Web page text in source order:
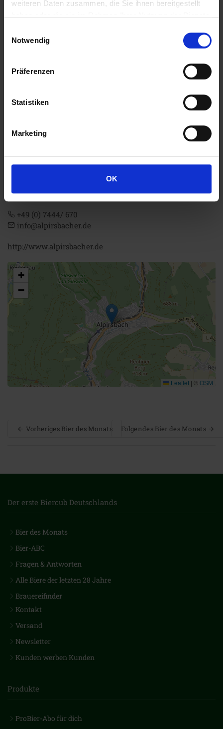
weiteren Daten zusammen, die Sie ihnen bereitgestellt
Notwendig
Präferenzen
Statistiken
Marketing
OK
DE-72275Alpirsbach(Baden-Württemberg)
+49 (0) 7444/ 670
info@alpirsbacher.de
http://www.alpirsbacher.de
+
−
Leaflet | ©OSM
Vorheriges Bier des Monats Folgendes Bier des Monats
Der erste Biercub Deutschlands
Bier des Monats
Bier-ABC
Fragen & Antworten
Alle Biere der letzten 28 Jahre
Brauereifinder
Kontakt
Versand
Newsletter
Kunden werben Kunden
Produkte
ProBier-Abo für dich